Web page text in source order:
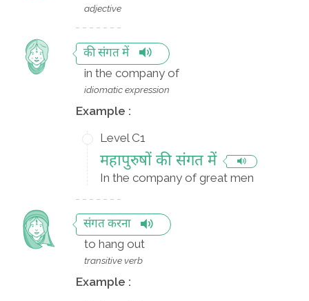
adjective
की संगत में
in the company of
idiomatic expression
Example :
Level C1
महापुरुषों की संगत में
In the company of great men
संगत करना
to hang out
transitive verb
Example :